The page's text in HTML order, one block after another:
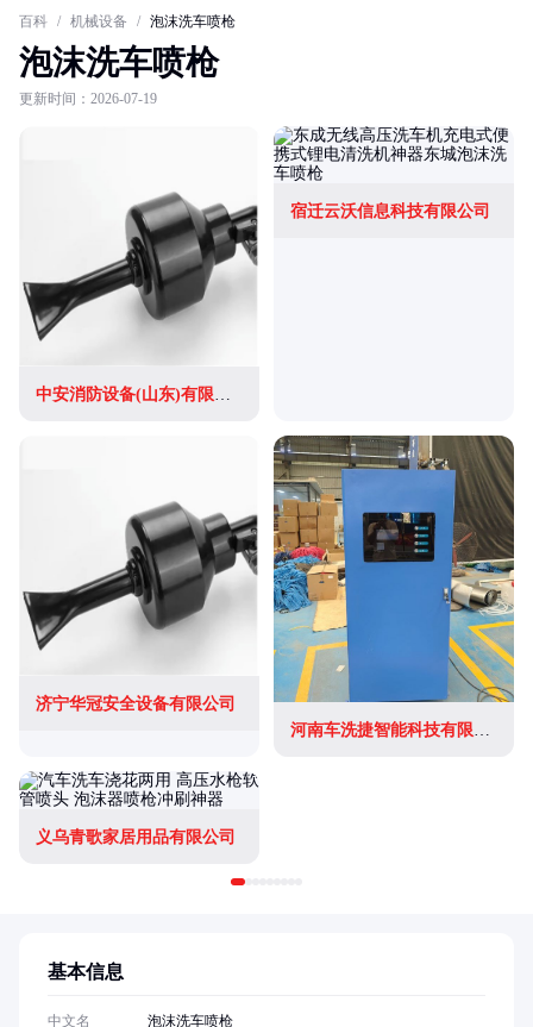
百科 / 机械设备 / 泡沫洗车喷枪
泡沫洗车喷枪
更新时间：2026-07-19
中安消防设备(山东)有限公司
宿迁云沃信息科技有限公司
济宁华冠安全设备有限公司
河南车洗捷智能科技有限公司
义乌青歌家居用品有限公司
基本信息
中文名
泡沫洗车喷枪